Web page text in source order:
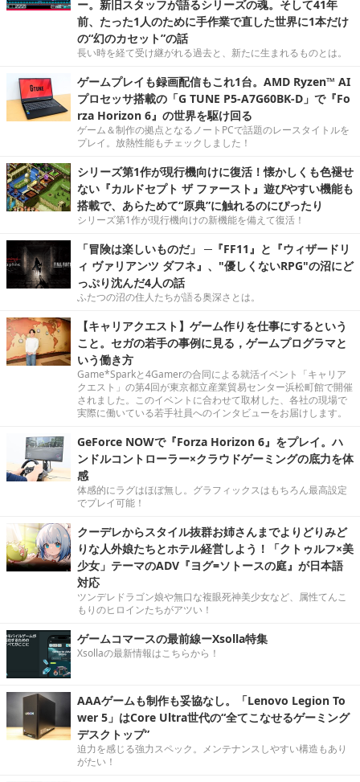
ー。新旧スタッフが語るシリーズの魂。そして41年
前、たった1人のために手作業で直した世界に1本だけ
の“幻のカセット”の話
長い時を経て受け継がれる過去と、新たに生まれるものとは。
ゲームプレイも録画配信もこれ1台。AMD Ryzen™ AI
プロセッサ搭載の「G TUNE P5-A7G60BK-D」で『Fo
rza Horizon 6』の世界を駆け回る
ゲーム＆制作の拠点となるノートPCで話題のレースタイトルを
プレイ。放熱性能もチェックしました！
シリーズ第1作が現行機向けに復活！懐かしくも色褪せ
ない『カルドセプト ザ ファースト』遊びやすい機能も
搭載で、あらためて“原典”に触れるのにぴったり
シリーズ第1作が現行機向けの新機能を備えて復活！
「冒険は楽しいものだ」 ─『FF11』と『ウィザードリ
ィ ヴァリアンツ ダフネ』、"優しくないRPG"の沼にど
っぷり沈んだ4人の話
ふたつの沼の住人たちが語る奥深さとは。
【キャリアクエスト】ゲーム作りを仕事にするという
こと。セガの若手の事例に見る，ゲームプログラマと
いう働き方
Game*Sparkと4Gamerの合同による就活イベント「キャリア
クエスト」の第4回が東京都立産業貿易センター浜松町館で開催
されました。このイベントに合わせて取材した、各社の現場で
実際に働いている若手社員へのインタビューをお届けします。
GeForce NOWで『Forza Horizon 6』をプレイ。ハ
ンドルコントローラー×クラウドゲーミングの底力を体
感
体感的にラグはほぼ無し。グラフィックスはもちろん最高設定
でプレイ可能！
クーデレからスタイル抜群お姉さんまでよりどりみど
りな人外娘たちとホテル経営しよう！「クトゥルフ×美
少女」テーマのADV『ヨグ=ソトースの庭』が日本語
対応
ツンデレドラゴン娘や無口な複眼死神美少女など、属性てんこ
もりのヒロインたちがアツい！
ゲームコマースの最前線ーXsolla特集
Xsollaの最新情報はこちらから！
AAAゲームも制作も妥協なし。「Lenovo Legion To
wer 5」はCore Ultra世代の“全てこなせるゲーミング
デスクトップ”
迫力を感じる強力スペック。メンテナンスしやすい構造もあり
がたい！